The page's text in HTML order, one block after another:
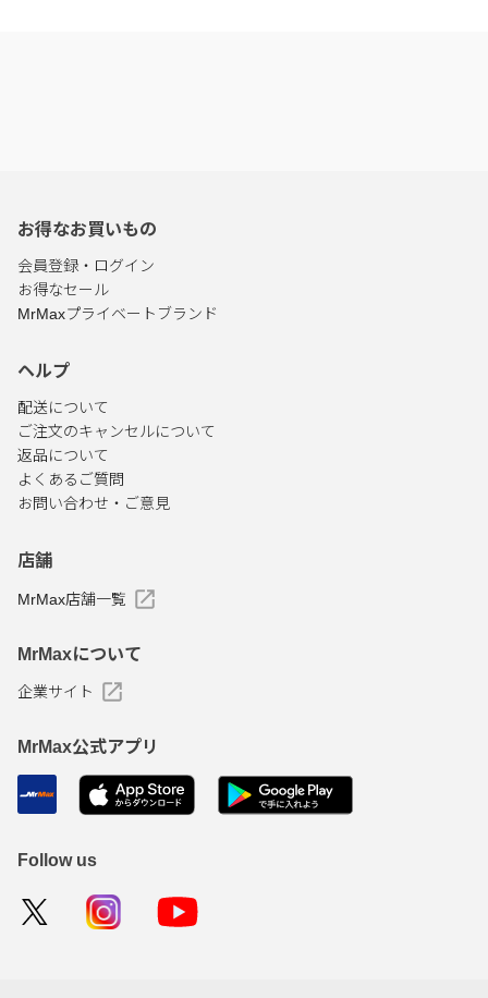
お得なお買いもの
会員登録・ログイン
お得なセール
MrMaxプライベートブランド
ヘルプ
配送について
ご注文のキャンセルについて
返品について
よくあるご質問
お問い合わせ・ご意見
店舗
MrMax店舗一覧
MrMaxについて
企業サイト
MrMax公式アプリ
Follow us